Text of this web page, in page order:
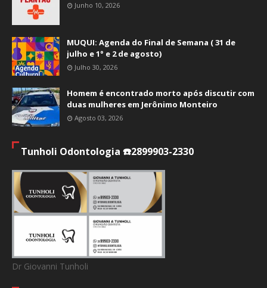
Junho 10, 2026
MUQUI: Agenda do Final de Semana ( 31 de
julho e 1° e 2 de agosto)
Julho 30, 2026
Homem é encontrado morto após discutir com
duas mulheres em Jerônimo Monteiro
Agosto 03, 2026
Tunholi Odontologia ☎️2899903-2330
Dr Giovanni Tunholi